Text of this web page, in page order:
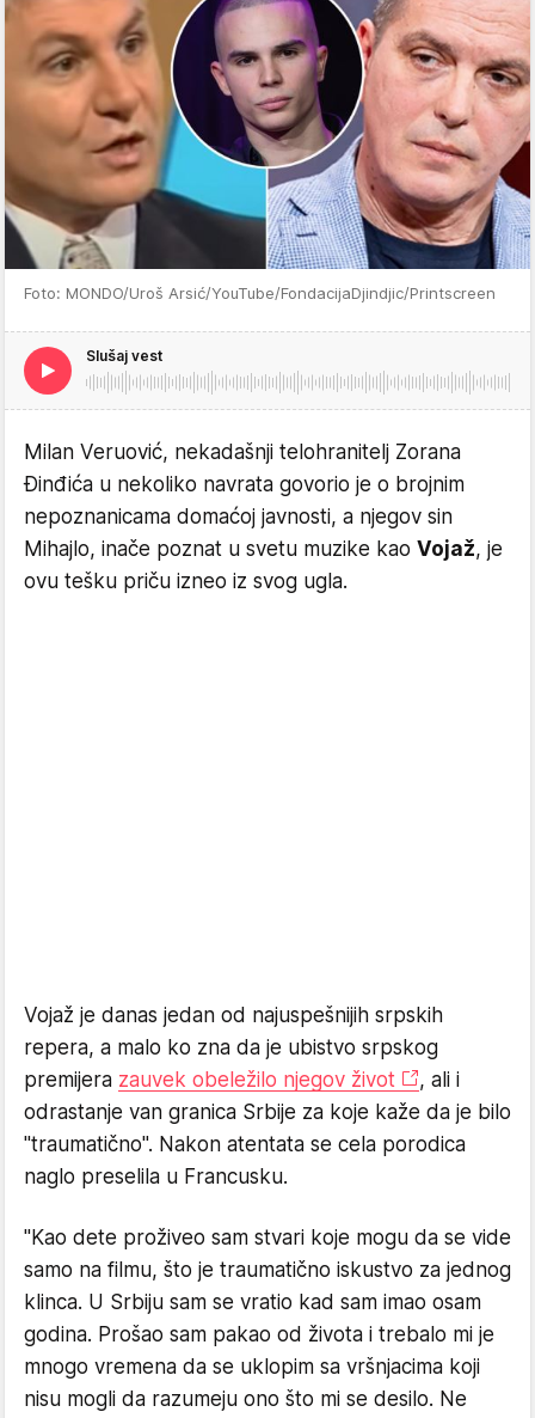
Foto: MONDO/Uroš Arsić/YouTube/FondacijaDjindjic/Printscreen
Slušaj vest
Milan Veruović, nekadašnji telohranitelj Zorana
Đinđića u nekoliko navrata govorio je o brojnim
nepoznanicama domaćoj javnosti, a njegov sin
Mihajlo, inače poznat u svetu muzike kao Vojaž, je
ovu tešku priču izneo iz svog ugla.
Vojaž je danas jedan od najuspešnijih srpskih
repera, a malo ko zna da je ubistvo srpskog
premijera zauvek obeležilo njegov život
, ali i
odrastanje van granica Srbije za koje kaže da je bilo
"traumatično". Nakon atentata se cela porodica
naglo preselila u Francusku.
"Kao dete proživeo sam stvari koje mogu da se vide
samo na filmu, što je traumatično iskustvo za jednog
klinca. U Srbiju sam se vratio kad sam imao osam
godina. Prošao sam pakao od života i trebalo mi je
mnogo vremena da se uklopim sa vršnjacima koji
nisu mogli da razumeju ono što mi se desilo. Ne